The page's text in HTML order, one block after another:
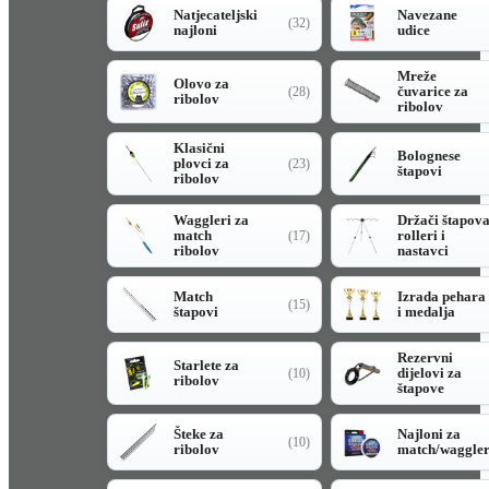
Natjecateljski
najloni
(32)
Navezane
udice
Olovo za
ribolov
(28)
Mreže
čuvarice za
ribolov
Klasični
plovci za
ribolov
(23)
Bolognese
štapovi
Waggleri za
match
ribolov
(17)
Držači štapova
rolleri i
nastavci
Match
štapovi
(15)
Izrada pehara
i medalja
Starlete za
ribolov
(10)
Rezervni
dijelovi za
štapove
Šteke za
ribolov
(10)
Najloni za
match/waggler